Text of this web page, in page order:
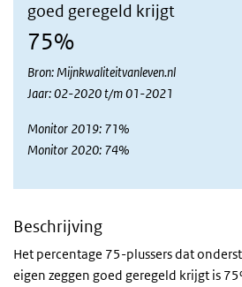
goed geregeld krijgt
75%
Bron: Mijnkwaliteitvanleven.nl
Jaar: 02-2020 t/m 01-2021
Monitor 2019: 71%
Monitor 2020: 74%
Beschrijving
Het percentage 75-plussers dat
eigen zeggen goed geregeld krijgt is